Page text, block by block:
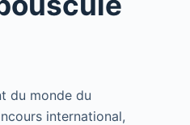
du monde du
international,